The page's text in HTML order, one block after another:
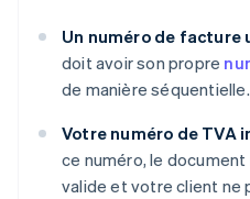
Un numéro de facture
doit avoir son propre
de manière séquentielle.
Votre numéro de TVA
ce numéro, le
valide et votre client ne